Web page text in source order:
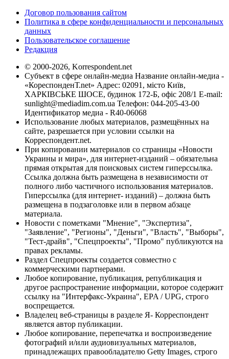
Договор пользования сайтом
Политика в сфере конфиденциальности и персональных
данных
Пользовательское соглашение
Редакция
© 2000-2026, Korrespondent.net
Субъект в сфере онлайн-медиа Название онлайн-медиа -
«КореспонденТ.net» Адрес: 02091, місто Київ,
ХАРКІВСЬКЕ ШОСЕ, будинок 172-Б, офіс 208/1 E-mail:
sunlight@mediadim.com.ua Телефон: 044-205-43-00
Идентификатор медиа - R40-06068
Использование любых материалов, размещённых на
сайте, разрешается при условии ссылки на
Корреспондент.net.
При копировании материалов со страницы «Новости
Украины и мира», для интернет-изданий – обязательна
прямая открытая для поисковых систем гиперссылка.
Ссылка должна быть размещена в независимости от
полного либо частичного использования материалов.
Гиперссылка (для интернет- изданий) – должна быть
размещена в подзаголовке или в первом абзаце
материала.
Новости с пометками "Мнение", "Экспертиза",
"Заявление", "Регионы", "Деньги", "Власть", "Выборы",
"Тест-драйв", "Спецпроекты", "Промо" публикуются на
правах рекламы.
Раздел Спецпроекты создается совместно с
коммерческими партнерами.
Любое копирование, публикация, републикация и
другое распространение информации, которое содержит
ссылку на "Интерфакс-Украина", EPA / UPG, строго
воспрещается.
Владелец веб-страницы в разделе Я- Корреспондент
является автор публикации.
Любое копирование, перепечатка и воспроизведение
фотографий и/или аудиовизуальных материалов,
принадлежащих правообладателю Getty Images, строго